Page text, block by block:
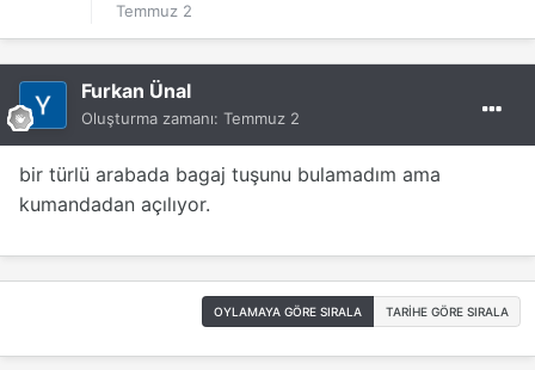
Temmuz 2
Furkan Ünal
Oluşturma zamanı: Temmuz 2
bir türlü arabada bagaj tuşunu bulamadım ama
kumandadan açılıyor.
OYLAMAYA GÖRE SIRALA TARIHE GÖRE SIRALA